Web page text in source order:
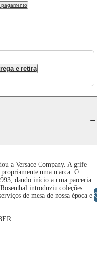
pagamento
e retira
a Versace Company. A grife
uma marca. O
dando início a uma parceria
introduziu coleções
de mesa de nossa época e
Libras